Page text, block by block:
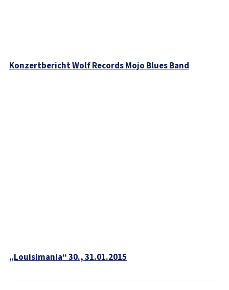
Konzertbericht Wolf Records Mojo Blues Band
„Louisimania“ 30., 31.01.2015